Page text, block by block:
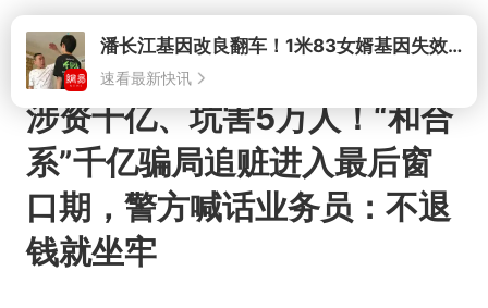
打开
涉资千亿、坑害5万人！“和合
系”千亿骗局追赃进入最后窗
口期，警方喊话业务员：不退
钱就坐牢